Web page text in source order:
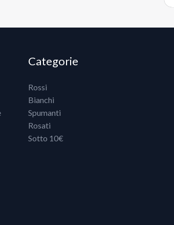
Categorie
Rossi
Bianchi
Spumanti
Rosati
Sotto 10€